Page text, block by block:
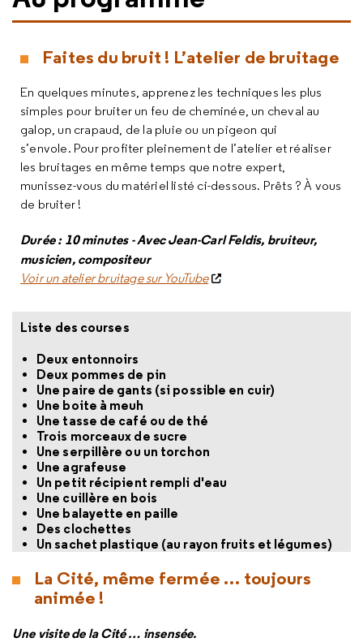
Faites du bruit ! L’atelier de bruitage
En quelques minutes, apprenez les techniques les plus
simples pour bruiter un feu de cheminée, un cheval au
galop, un crapaud, de la pluie ou un pigeon qui
s’envole. Pour profiter pleinement de l’atelier et réaliser
les bruitages en même temps que notre expert,
munissez-vous du matériel listé ci-dessous. Prêts ? À vous
de bruiter !
Durée : 10 minutes - Avec Jean-Carl Feldis, bruiteur,
musicien, compositeur
Voir un atelier bruitage sur YouTube
Liste des courses
Deux entonnoirs
Deux pommes de pin
Une paire de gants (si possible en cuir)
Une boite à meuh
Une tasse de café ou de thé
Trois morceaux de sucre
Une serpillère ou un torchon
Une agrafeuse
Un petit récipient rempli d'eau
Une cuillère en bois
Une balayette en paille
Des clochettes
Un sachet plastique (au rayon fruits et légumes)
La Cité, même fermée … toujours
animée !
Une visite de la Cité … insensée.